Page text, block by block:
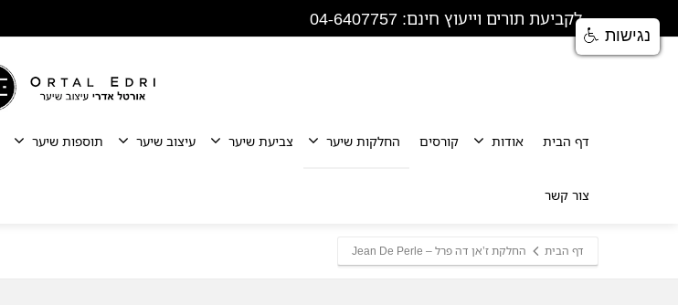
לקביעת תורים וייעוץ חינם: 04-6407757
דף הבית אודות קורסים החלקות שיער צביעת שיער עיצוב שיער תוספות שיער
צור קשר
החלקת ז’אן דה פרל – Jean De Perle דף הבית
נגישות